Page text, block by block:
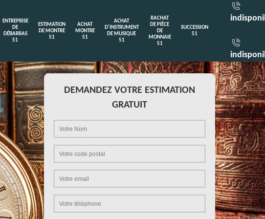
ENTREPRISE
DE
DÉBARRAS
51
ESTIMATION
DE MONTRE
51
ACHAT
MONTRE
51
ACHAT
D'INSTRUMENT
DE MUSIQUE
51
RACHAT
DE PIÈCE
DE
MONNAIE
51
SUCCESSION
51
DEMANDEZ VOTRE ESTIMATION
GRATUIT